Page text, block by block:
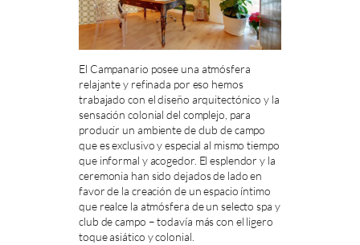
El Campanario posee una atmósfera
relajante y refinada por eso hemos
trabajado con el diseño arquitectónico y la
sensación colonial del complejo, para
producir un ambiente de club de campo
que es exclusivo y especial al mismo tiempo
que informal y acogedor. El esplendor y la
ceremonia han sido dejados de lado en
favor de la creación de un espacio íntimo
que realce la atmósfera de un selecto spa y
club de campo – todavía más con el ligero
toque asiático y colonial.